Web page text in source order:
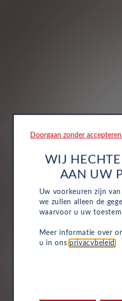
Doorgaan zonder
WIJ
AAN UW
Wij gebruiken cookies
ervaring te bieden en
Uw voorkeuren zijn
we zullen alleen de
waarvoor u uw
Meer informatie over
u in ons privacybeleid